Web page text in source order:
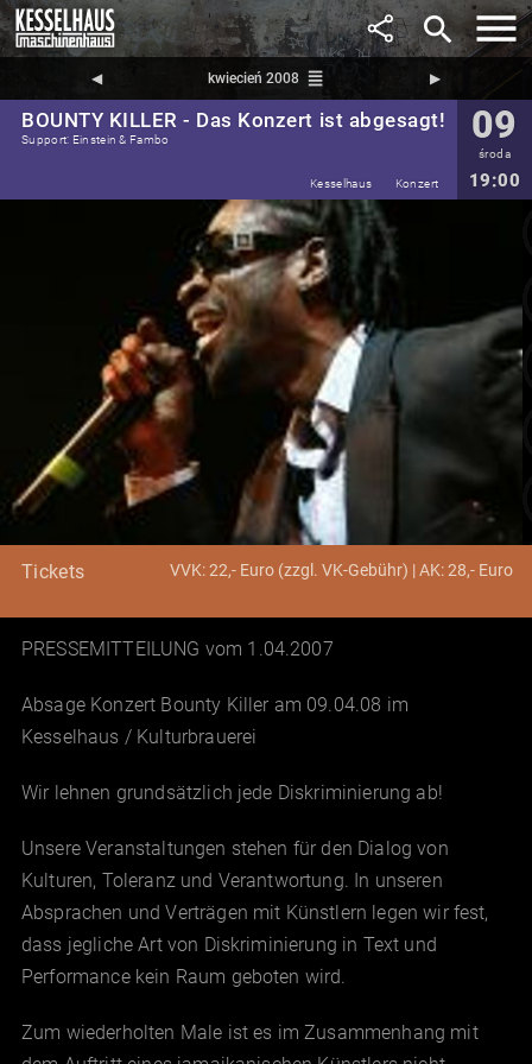
search
◀︎ kwiecień 2008 reorder ▶︎
BOUNTY KILLER - Das Konzert ist abgesagt!
Support: Einstein & Fambo 09
środa
19:00
Kesselhaus Konzert
Tickets VVK: 22,- Euro (zzgl. VK-Gebühr) | AK: 28,- Euro
PRESSEMITTEILUNG vom 1.04.2007
Absage Konzert Bounty Killer am 09.04.08 im
Kesselhaus / Kulturbrauerei
Wir lehnen grundsätzlich jede Diskriminierung ab!
Unsere Veranstaltungen stehen für den Dialog von
Kulturen, Toleranz und Verantwortung. In unseren
Absprachen und Verträgen mit Künstlern legen wir fest,
dass jegliche Art von Diskriminierung in Text und
Performance kein Raum geboten wird.
Zum wiederholten Male ist es im Zusammenhang mit